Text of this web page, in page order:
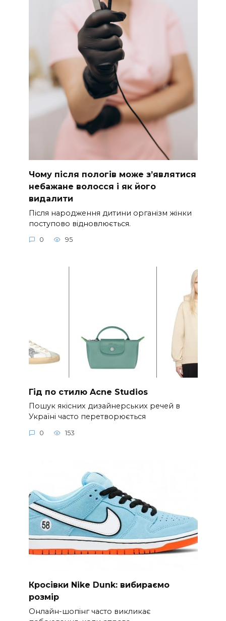
Чому після пологів може з’являтися
небажане волосся і як його
видалити
Після народження дитини організм жінки
поступово відновлюється.
0 95
Гід по стилю Acne Studios
Пошук якісних дизайнерських речей в
Україні часто перетворюється
0 153
Кросівки Nike Dunk: вибираємо
розмір
Онлайн-шопінг часто викликає